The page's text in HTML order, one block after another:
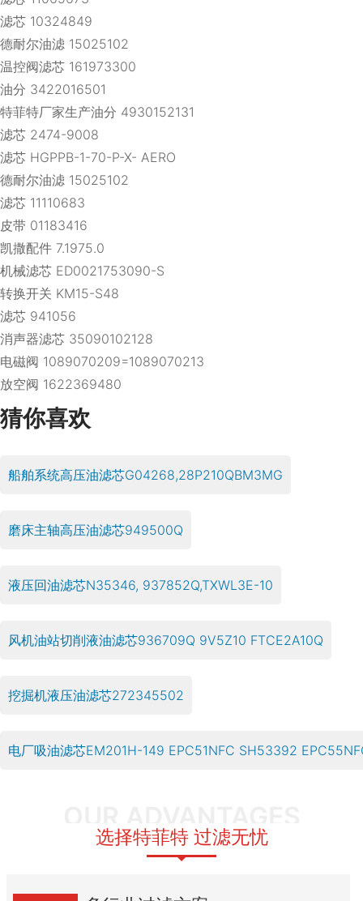
滤芯 10324849
德耐尔油滤 15025102
温控阀滤芯 161973300
油分 3422016501
特菲特厂家生产油分 4930152131
滤芯 2474-9008
滤芯 HGPPB-1-70-P-X- AERO
德耐尔油滤 15025102
滤芯 11110683
皮带 01183416
凯撒配件 7.1975.0
机械滤芯 ED0021753090-S
转换开关 KM15-S48
滤芯 941056
消声器滤芯 35090102128
电磁阀 1089070209=1089070213
放空阀 1622369480
猜你喜欢
船舶系统高压油滤芯G04268,28P210QBM3MG
磨床主轴高压油滤芯949500Q
液压回油滤芯N35346, 937852Q,TXWL3E-10
风机油站切削液油滤芯936709Q 9V5Z10 FTCE2A10Q
挖掘机液压油滤芯272345502
电厂吸油滤芯EM201H-149 EPC51NFC SH53392
选择特菲特 过滤无忧